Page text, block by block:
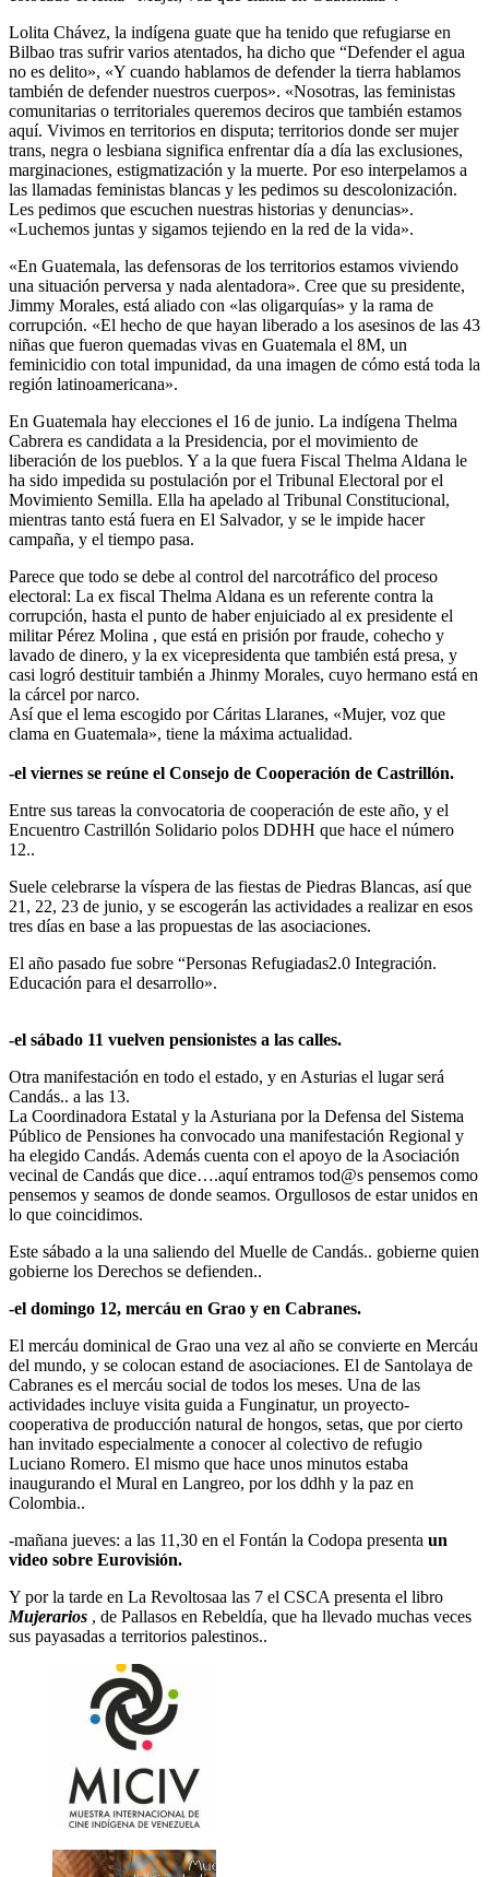
Lolita Chávez, la indígena guate que ha tenido que refugiarse en
Bilbao tras sufrir varios atentados, ha dicho que “Defender el agua
no es delito», «Y cuando hablamos de defender la tierra hablamos
también de defender nuestros cuerpos». «Nosotras, las feministas
comunitarias o territoriales queremos deciros que también estamos
aquí. Vivimos en territorios en disputa; territorios donde ser mujer
trans, negra o lesbiana significa enfrentar día a día las exclusiones,
marginaciones, estigmatización y la muerte. Por eso interpelamos a
las llamadas feministas blancas y les pedimos su descolonización.
Les pedimos que escuchen nuestras historias y denuncias».
«Luchemos juntas y sigamos tejiendo en la red de la vida».
«En Guatemala, las defensoras de los territorios estamos viviendo
una situación perversa y nada alentadora». Cree que su presidente,
Jimmy Morales, está aliado con «las oligarquías» y la rama de
corrupción. «El hecho de que hayan liberado a los asesinos de las 43
niñas que fueron quemadas vivas en Guatemala el 8M, un
feminicidio con total impunidad, da una imagen de cómo está toda la
región latinoamericana».
En Guatemala hay elecciones el 16 de junio. La indígena Thelma
Cabrera es candidata a la Presidencia, por el movimiento de
liberación de los pueblos. Y a la que fuera Fiscal Thelma Aldana le
ha sido impedida su postulación por el Tribunal Electoral por el
Movimiento Semilla. Ella ha apelado al Tribunal Constitucional,
mientras tanto está fuera en El Salvador, y se le impide hacer
campaña, y el tiempo pasa.
Parece que todo se debe al control del narcotráfico del proceso
electoral: La ex fiscal Thelma Aldana es un referente contra la
corrupción, hasta el punto de haber enjuiciado al ex presidente el
militar Pérez Molina , que está en prisión por fraude, cohecho y
lavado de dinero, y la ex vicepresidenta que también está presa, y
casi logró destituir también a Jhinmy Morales, cuyo hermano está en
la cárcel por narco.
Así que el lema escogido por Cáritas Llaranes, «Mujer, voz que
clama en Guatemala», tiene la máxima actualidad.
-el viernes se reúne el Consejo de Cooperación de Castrillón.
Entre sus tareas la convocatoria de cooperación de este año, y el
Encuentro Castrillón Solidario polos DDHH que hace el número
12..
Suele celebrarse la víspera de las fiestas de Piedras Blancas, así que
21, 22, 23 de junio, y se escogerán las actividades a realizar en esos
tres días en base a las propuestas de las asociaciones.
El año pasado fue sobre “Personas Refugiadas2.0 Integración.
Educación para el desarrollo».
-el sábado 11 vuelven pensionistes a las calles.
Otra manifestación en todo el estado, y en Asturias el lugar será
Candás.. a las 13.
La Coordinadora Estatal y la Asturiana por la Defensa del Sistema
Público de Pensiones ha convocado una manifestación Regional y
ha elegido Candás. Además cuenta con el apoyo de la Asociación
vecinal de Candás que dice….aquí entramos tod@s pensemos como
pensemos y seamos de donde seamos. Orgullosos de estar unidos en
lo que coincidimos.
Este sábado a la una saliendo del Muelle de Candás.. gobierne quien
gobierne los Derechos se defienden..
-el domingo 12, mercáu en Grao y en Cabranes.
El mercáu dominical de Grao una vez al año se convierte en Mercáu
del mundo, y se colocan estand de asociaciones. El de Santolaya de
Cabranes es el mercáu social de todos los meses. Una de las
actividades incluye visita guida a Funginatur, un proyecto-
cooperativa de producción natural de hongos, setas, que por cierto
han invitado especialmente a conocer al colectivo de refugio
Luciano Romero. El mismo que hace unos minutos estaba
inaugurando el Mural en Langreo, por los ddhh y la paz en
Colombia..
-mañana jueves: a las 11,30 en el Fontán la Codopa presenta un
video sobre Eurovisión.
Y por la tarde en La Revoltosaa las 7 el CSCA presenta el libro
Mujerarios , de Pallasos en Rebeldía, que ha llevado muchas veces
sus payasadas a territorios palestinos..